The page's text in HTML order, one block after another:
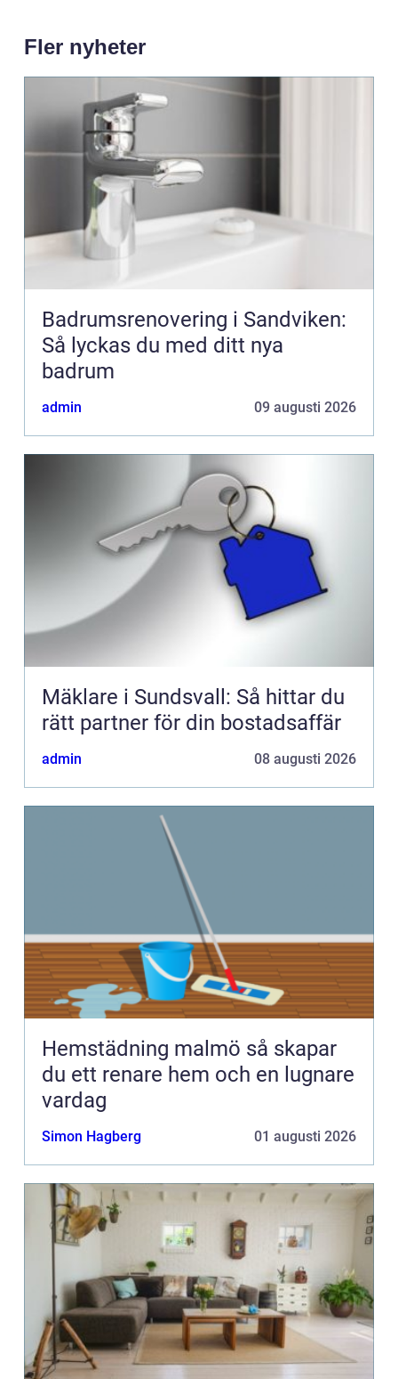
Fler nyheter
Badrumsrenovering i Sandviken:
Så lyckas du med ditt nya
badrum
admin 09 augusti 2026
Mäklare i Sundsvall: Så hittar du
rätt partner för din bostadsaffär
admin 08 augusti 2026
Hemstädning malmö så skapar
du ett renare hem och en lugnare
vardag
Simon Hagberg 01 augusti 2026